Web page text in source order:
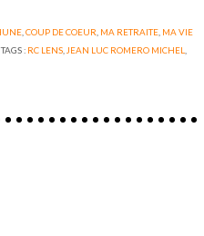
, COUP DE COEUR MA RETRAITE, MA VIE
TAGS : RC LENS JEAN LUC ROMERO MICHEL